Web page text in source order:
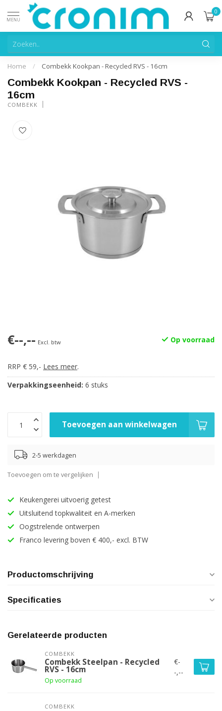
MENU
0
Home / Combekk Kookpan - Recycled RVS - 16cm
Combekk Kookpan - Recycled RVS -
16cm
COMBEKK
€--,-- Excl. btw Op voorraad
RRP € 59,- Lees meer.
Verpakkingseenheid: 6 stuks
Toevoegen aan winkelwagen
2-5 werkdagen
Toevoegen om te vergelijken
Keukengerei uitvoerig getest
Uitsluitend topkwaliteit en A-merken
Oogstrelende ontwerpen
Franco levering boven € 400,- excl. BTW
Productomschrijving
Specificaties
Gerelateerde producten
COMBEKK
Combekk Steelpan - Recycled
RVS - 16cm
Op voorraad
€-
-,--
COMBEKK